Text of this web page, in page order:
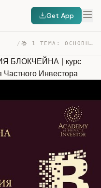
Get App
/ 📚 1 ТЕМА: ОСНОВНЫЕ ПОНЯТИЯ БЛОКЧЕЙНА | КУРС “ОСНОВЫ БЛО… — TRANSCRIPT
БЛОКЧЕЙНА | курс
Инвестора